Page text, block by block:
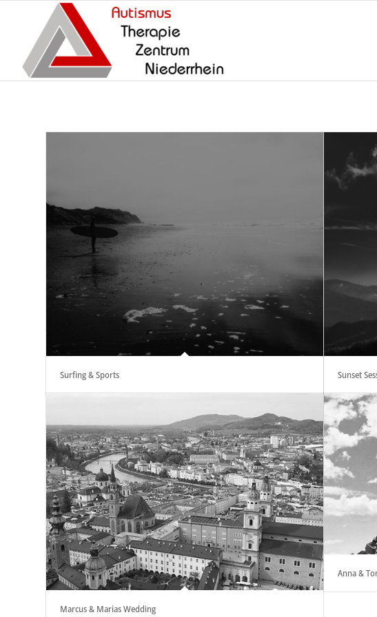
Surfing & Sports Sunset
Marcus & Marias Wedding
Anna &